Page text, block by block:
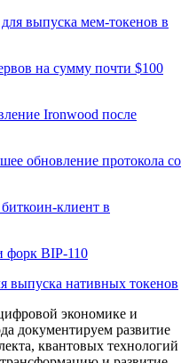
выпуска мем-токенов в
на сумму почти $100
Ironwood после
обновление протокола со
клиент в
форк BIP-110
выпуска нативных токенов
экономике и
документируем развитие
квантовых технологий